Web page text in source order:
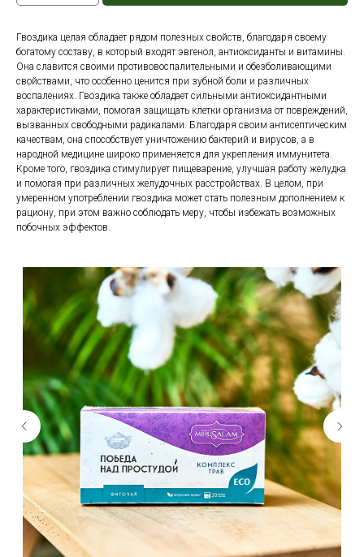
Гвоздика целая обладает рядом полезных свойств, благодаря своему
богатому составу, в который входят эвгенол, антиоксиданты и витамины.
Она славится своими противовоспалительными и обезболивающими
свойствами, что особенно ценится при зубной боли и различных
воспалениях. Гвоздика также обладает сильными антиоксидантными
характеристиками, помогая защищать клетки организма от повреждений,
вызванных свободными радикалами. Благодаря своим антисептическим
качествам, она способствует уничтожению бактерий и вирусов, а в
народной медицине широко применяется для укрепления иммунитета.
Кроме того, гвоздика стимулирует пищеварение, улучшая работу желудка
и помогая при различных желудочных расстройствах. В целом, при
умеренном употреблении гвоздика может стать полезным дополнением к
рациону, при этом важно соблюдать меру, чтобы избежать возможных
побочных эффектов.